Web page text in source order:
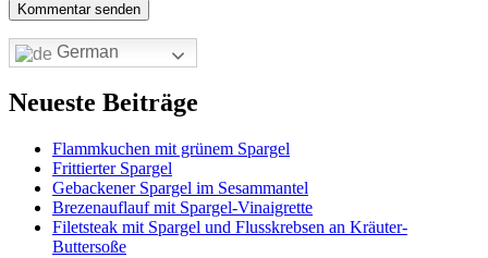
German
Neueste Beiträge
Flammkuchen mit grünem Spargel
Frittierter Spargel
Gebackener Spargel im Sesammantel
Brezenauflauf mit Spargel-Vinaigrette
Filetsteak mit Spargel und Flusskrebsen an Kräuter-
Buttersoße